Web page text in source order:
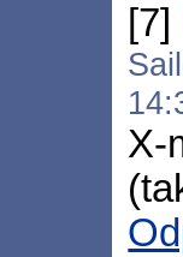
[7]
X-